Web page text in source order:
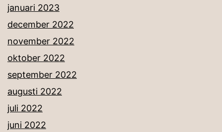
januari 2023
december 2022
november 2022
oktober 2022
september 2022
augusti 2022
juli 2022
juni 2022